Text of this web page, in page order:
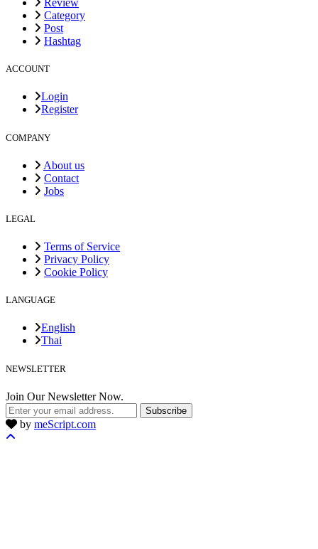
Review
Category
Post
Hashtag
ACCOUNT
Login
Register
COMPANY
About us
Contact
Jobs
LEGAL
Terms of Service
Privacy Policy
Cookie Policy
LANGUAGE
English
Thai
NEWSLETTER
Join Our Newsletter Now.
Subscribe
by meScript.com